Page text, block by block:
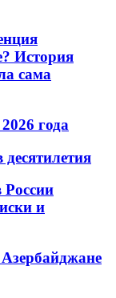
История
сама
года
и